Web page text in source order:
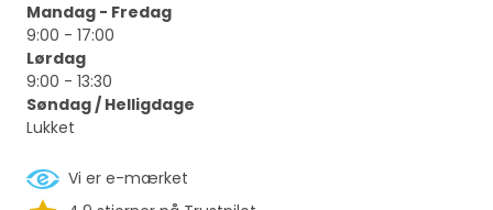
Mandag - Fredag
9:00 - 17:00
Lørdag
9:00 - 13:30
Søndag / Helligdage
Lukket
Vi er e-mærket